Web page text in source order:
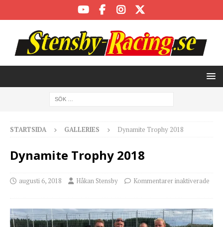
STARTSIDA GALLERIES Dynamite Trophy 2018
Dynamite Trophy 2018
augusti 6, 2018 Håkan Stensby Kommentarer inaktiverade